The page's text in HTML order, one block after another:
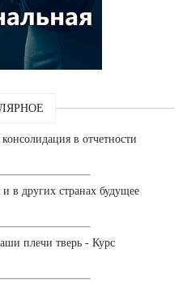
в отчетности
в других странах будущее
плечи тверь - Курс